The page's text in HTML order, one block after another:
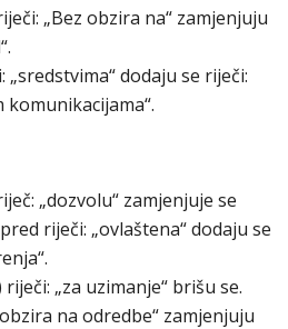
„Bez obzira na“ zamjenjuju
„sredstvima“ dodaju se riječi:
„dozvolu“ zamjenjuje se
riječi: „ovlaštena“ dodaju se
„za uzimanje“ brišu se.
na odredbe“ zamjenjuju